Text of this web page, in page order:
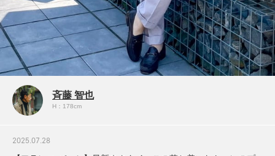
斉藤 智也
H：178cm
2025.07.28